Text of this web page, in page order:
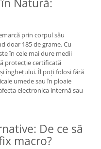
prin corpul său
doar 185 de grame. Cu
în cele mai dure medii
protecție certificată
înghețului. Îl poți folosi fără
umede sau în ploaie
electronica internă sau
De ce să
macro?